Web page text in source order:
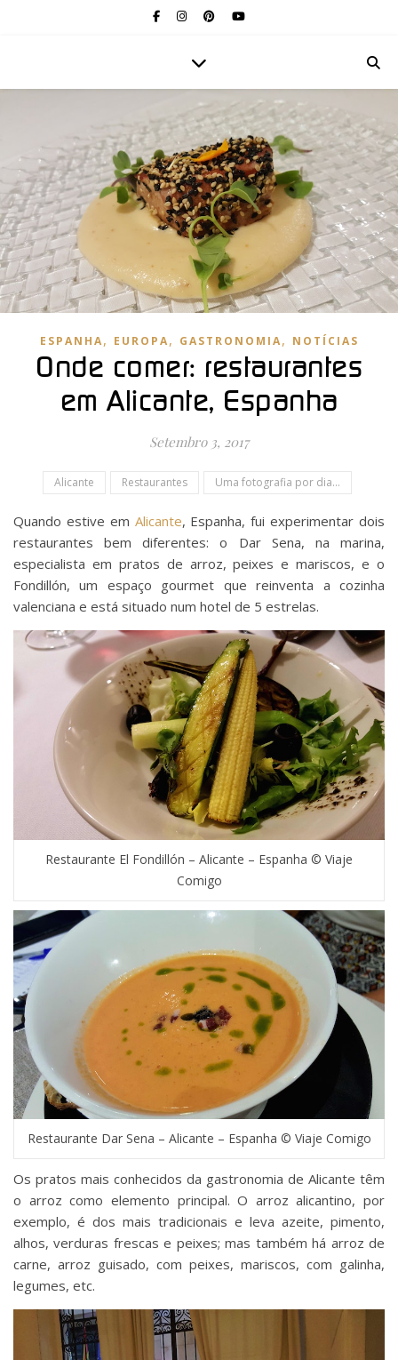
ESPANHA, EUROPA, GASTRONOMIA, NOTÍCIAS
Onde comer: restaurantes
em Alicante, Espanha
Setembro 3, 2017
Alicante Restaurantes Uma fotografia por dia...
Quando estive em Alicante, Espanha, fui experimentar dois
restaurantes bem diferentes: o Dar Sena, na marina,
especialista em pratos de arroz, peixes e mariscos, e o
Fondillón, um espaço gourmet que reinventa a cozinha
valenciana e está situado num hotel de 5 estrelas.
Restaurante El Fondillón – Alicante – Espanha © Viaje
Comigo
Restaurante Dar Sena – Alicante – Espanha © Viaje Comigo
Os pratos mais conhecidos da gastronomia de Alicante têm
o arroz como elemento principal. O arroz alicantino, por
exemplo, é dos mais tradicionais e leva azeite, pimento,
alhos, verduras frescas e peixes; mas também há arroz de
carne, arroz guisado, com peixes, mariscos, com galinha,
legumes, etc.